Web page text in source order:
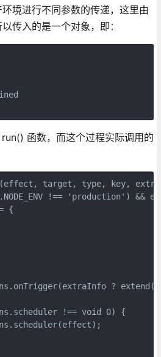
境进行不同参数的传递，这里由
传入的是一个对象，即：
函数，而这个过程实际调用的
target, type, key,
!== 'production') &&
{
?
!== void 0) {